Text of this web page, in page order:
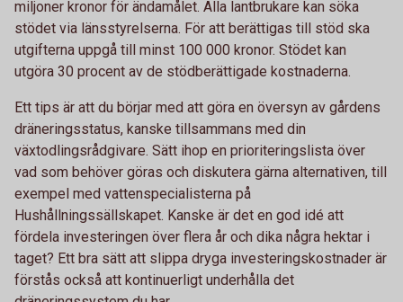
miljoner kronor för ändamålet. Alla lantbrukare kan söka
stödet via länsstyrelserna. För att berättigas till stöd ska
utgifterna uppgå till minst 100 000 kronor. Stödet kan
utgöra 30 procent av de stödberättigade kostnaderna.
Ett tips är att du börjar med att göra en översyn av gårdens
dräneringsstatus, kanske tillsammans med din
växtodlingsrådgivare. Sätt ihop en prioriteringslista över
vad som behöver göras och diskutera gärna alternativen, till
exempel med vattenspecialisterna på
Hushållningssällskapet. Kanske är det en god idé att
fördela investeringen över flera år och dika några hektar i
taget? Ett bra sätt att slippa dryga investeringskostnader är
förstås också att kontinuerligt underhålla det